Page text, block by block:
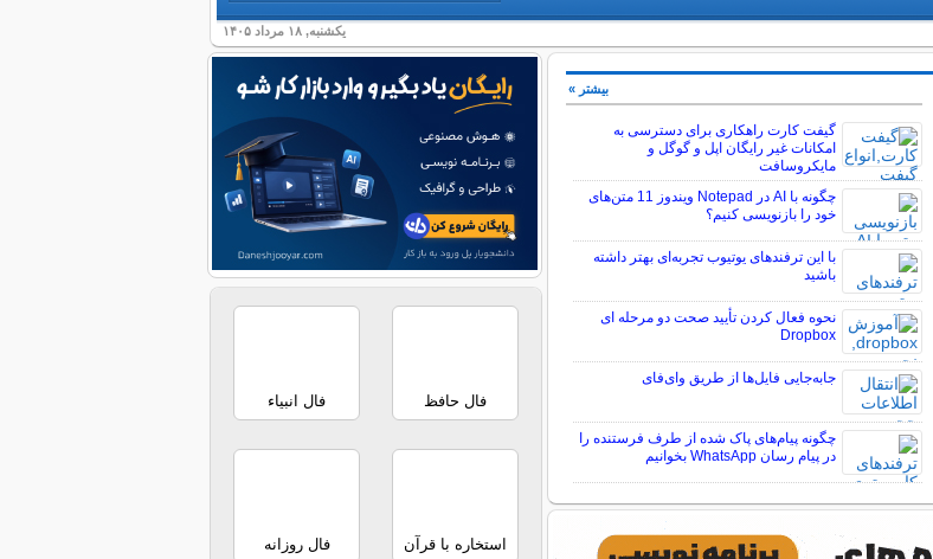
یکشنبه, ۱۸ مرداد ۱۴۰۵
گیفت کارت راهکاری برای دسترسی به
امکانات غیر رایگان اپل و گوگل و
مایکروسافت
چگونه با AI در Notepad ویندوز 11 متن‌های
خود را بازنویسی کنیم؟
با این ترفندهای یوتیوب تجربه‌ای بهتر داشته
باشید
نحوه فعال کردن تأیید صحت دو مرحله ای
Dropbox
جابه‌جایی فایل‌ها از طریق وای‌فای
چگونه پیام‌های پاک شده از طرف فرستنده را
در پیام رسان WhatsApp بخوانیم
بیشتر »
فال حافظ فال انبیاء
استخاره با قرآن فال روزانه